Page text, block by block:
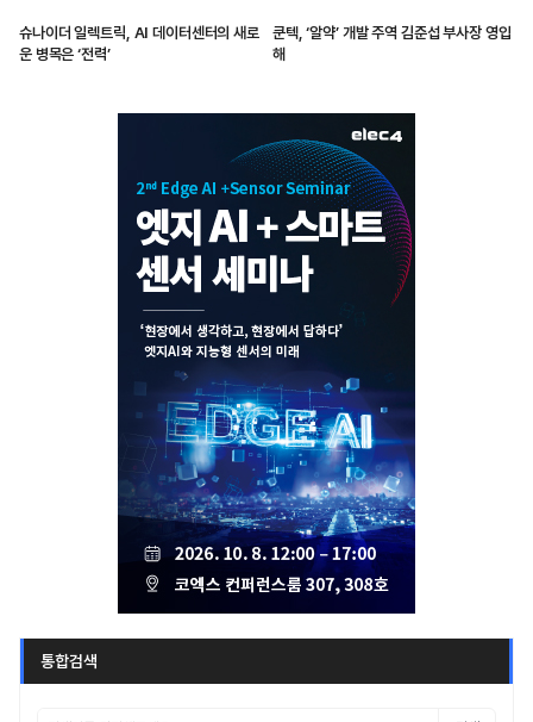
슈나이더 일렉트릭, AI 데이터센터의 새로
운 병목은 ‘전력’
쿤텍, ‘알약’ 개발 주역 김준섭 부사장 영입
해
통합검색